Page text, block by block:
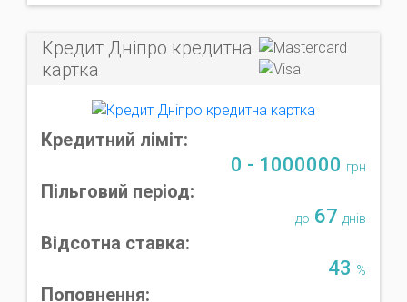
Кредит Дніпро кредитна
картка
Кредитний ліміт:
0 - 1000000 грн
Пільговий період:
до 67 днів
Відсотна ставка:
43 %
Поповнення: